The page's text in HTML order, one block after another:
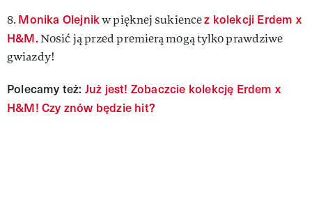
8. Monika Olejnikw pięknej sukiencez kolekcji Erdem x
H&M.Nosić ją przed premierą mogą tylko prawdziwe
gwiazdy!
Polecamy też: Już jest! Zobaczcie kolekcję Erdem x
H&M! Czy znów będzie hit?